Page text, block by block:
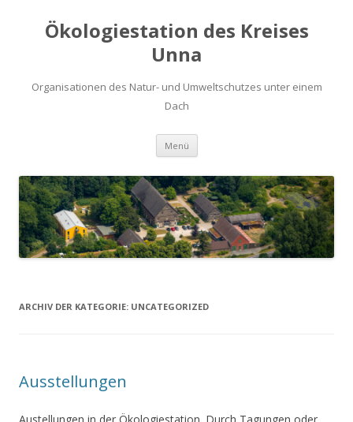
Ökologiestation des Kreises
Unna
Organisationen des Natur- und Umweltschutzes unter einem
Dach
Menü Zum
springen
ARCHIV DER KATEGORIE: UNCATEGORIZED
Ausstellungen